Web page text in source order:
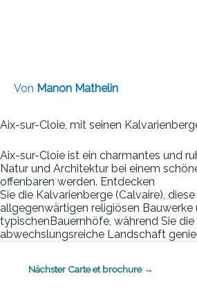
Von Manon Mathelin
Aix-sur-Cloie, mit seinen
Aix-sur-Cloie ist ein charmantes und
Natur und Architektur bei einem
offenbaren werden. Entdecken
Sie die Kalvarienberge (Calvaire),
allgegenwärtigen religiösen Bauwerke
typischenBauernhöfe, während Sie die
abwechslungsreiche Landschaft
Nächster Carte et brochure →